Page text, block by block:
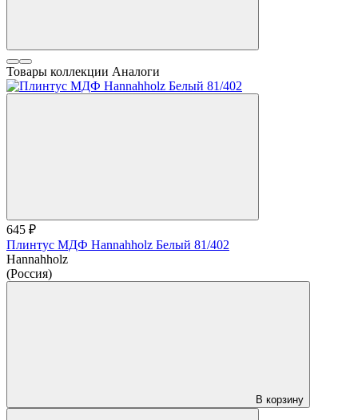
Товары коллекции Аналоги
645 ₽
Плинтус МДФ Hannahholz Белый 81/402
Hannahholz
(Россия)
В корзину